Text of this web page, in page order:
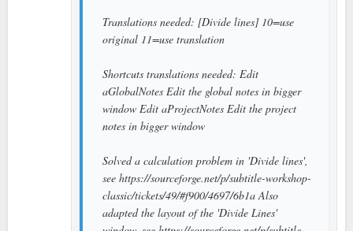
Translations needed: [Divide lines] 10=use
original 11=use translation
Shortcuts translations needed: Edit
aGlobalNotes Edit the global notes in bigger
window Edit aProjectNotes Edit the project
notes in bigger window
Solved a calculation problem in 'Divide lines',
see https://sourceforge.net/p/subtitle-workshop-
classic/tickets/49/#f900/4697/6b1a Also
adapted the layout of the 'Divide Lines'